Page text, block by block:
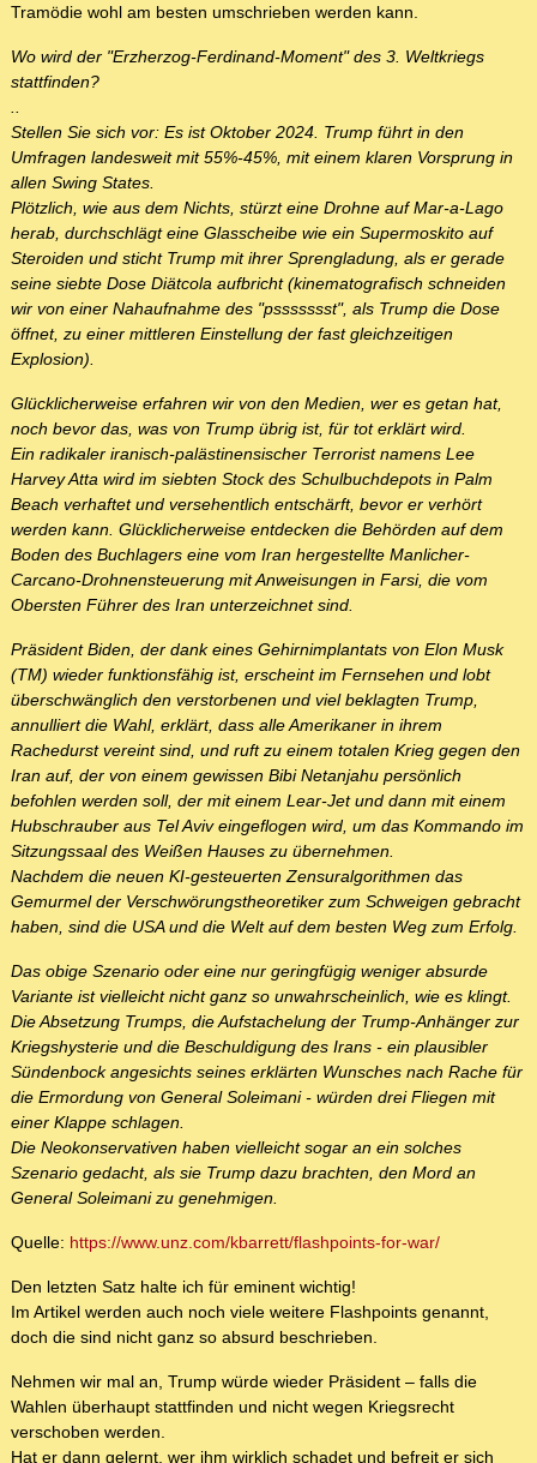
Tramödie wohl am besten umschrieben werden kann.
Wo wird der "Erzherzog-Ferdinand-Moment" des 3. Weltkriegs
stattfinden?
..
Stellen Sie sich vor: Es ist Oktober 2024. Trump führt in den
Umfragen landesweit mit 55%-45%, mit einem klaren Vorsprung in
allen Swing States.
Plötzlich, wie aus dem Nichts, stürzt eine Drohne auf Mar-a-Lago
herab, durchschlägt eine Glasscheibe wie ein Supermoskito auf
Steroiden und sticht Trump mit ihrer Sprengladung, als er gerade
seine siebte Dose Diätcola aufbricht (kinematografisch schneiden
wir von einer Nahaufnahme des "pssssssst", als Trump die Dose
öffnet, zu einer mittleren Einstellung der fast gleichzeitigen
Explosion).
Glücklicherweise erfahren wir von den Medien, wer es getan hat,
noch bevor das, was von Trump übrig ist, für tot erklärt wird.
Ein radikaler iranisch-palästinensischer Terrorist namens Lee
Harvey Atta wird im siebten Stock des Schulbuchdepots in Palm
Beach verhaftet und versehentlich entschärft, bevor er verhört
werden kann. Glücklicherweise entdecken die Behörden auf dem
Boden des Buchlagers eine vom Iran hergestellte Manlicher-
Carcano-Drohnensteuerung mit Anweisungen in Farsi, die vom
Obersten Führer des Iran unterzeichnet sind.
Präsident Biden, der dank eines Gehirnimplantats von Elon Musk
(TM) wieder funktionsfähig ist, erscheint im Fernsehen und lobt
überschwänglich den verstorbenen und viel beklagten Trump,
annulliert die Wahl, erklärt, dass alle Amerikaner in ihrem
Rachedurst vereint sind, und ruft zu einem totalen Krieg gegen den
Iran auf, der von einem gewissen Bibi Netanjahu persönlich
befohlen werden soll, der mit einem Lear-Jet und dann mit einem
Hubschrauber aus Tel Aviv eingeflogen wird, um das Kommando im
Sitzungssaal des Weißen Hauses zu übernehmen.
Nachdem die neuen KI-gesteuerten Zensuralgorithmen das
Gemurmel der Verschwörungstheoretiker zum Schweigen gebracht
haben, sind die USA und die Welt auf dem besten Weg zum Erfolg.
Das obige Szenario oder eine nur geringfügig weniger absurde
Variante ist vielleicht nicht ganz so unwahrscheinlich, wie es klingt.
Die Absetzung Trumps, die Aufstachelung der Trump-Anhänger zur
Kriegshysterie und die Beschuldigung des Irans - ein plausibler
Sündenbock angesichts seines erklärten Wunsches nach Rache für
die Ermordung von General Soleimani - würden drei Fliegen mit
einer Klappe schlagen.
Die Neokonservativen haben vielleicht sogar an ein solches
Szenario gedacht, als sie Trump dazu brachten, den Mord an
General Soleimani zu genehmigen.
Quelle: https://www.unz.com/kbarrett/flashpoints-for-war/
Den letzten Satz halte ich für eminent wichtig!
Im Artikel werden auch noch viele weitere Flashpoints genannt,
doch die sind nicht ganz so absurd beschrieben.
Nehmen wir mal an, Trump würde wieder Präsident – falls die
Wahlen überhaupt stattfinden und nicht wegen Kriegsrecht
verschoben werden.
Hat er dann gelernt, wer ihm wirklich schadet und befreit er sich